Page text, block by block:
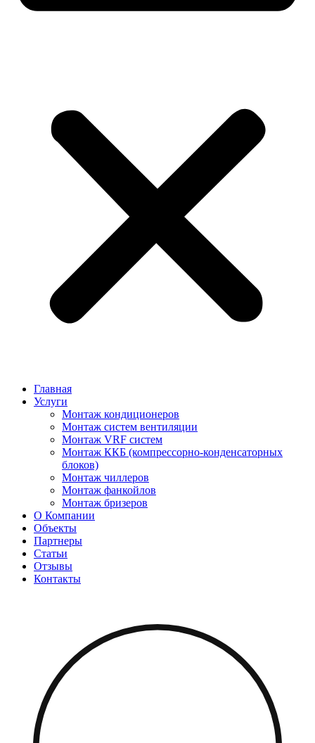
Главная
Услуги
Монтаж кондиционеров
Монтаж cистем вентиляции
Монтаж VRF систем
Монтаж ККБ (компрессорно-конденсаторных
блоков)
Монтаж чиллеров
Монтаж фанкойлов
Монтаж бризеров
О Компании
Объекты
Партнеры
Статьи
Отзывы
Контакты